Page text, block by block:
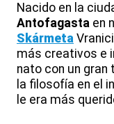
Nacido en la
Antofagasta en
Skármeta
más creativos e
nato con un gran
la filosofía en el
le era más